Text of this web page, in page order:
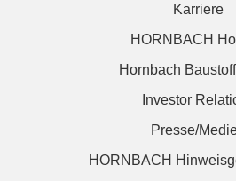
Karriere
HORNBACH
Hornbach
Investor
Presse/
HORNBACH